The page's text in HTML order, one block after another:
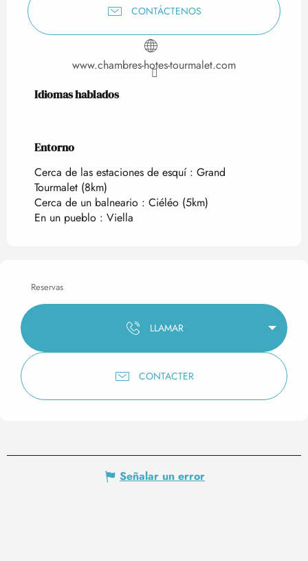
CONTÁCTENOS
www.chambres-hotes-tourmalet.com
Idiomas hablados
Idiomas hablados
Entorno
Entorno
Cerca de las estaciones de esquí : Grand
Tourmalet (8km)
Cerca de un balneario : Ciéléo (5km)
En un pueblo : Viella
Reservas
LLAMAR
CONTACTER
Señalar un error